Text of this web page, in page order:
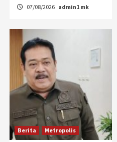
07/08/2026 admin1 mk
Berita Metropolis